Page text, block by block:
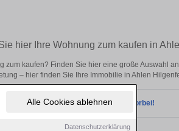
Alle Cookies ablehnen
Datenschutzerklärung
hier Ihre Wohnung zum kaufen in
zum kaufen? Finden Sie hier eine große Auswahl
– hier finden Sie Ihre Immobilie in Ahlen
finden. Schauen Sie bald wieder vorbei!